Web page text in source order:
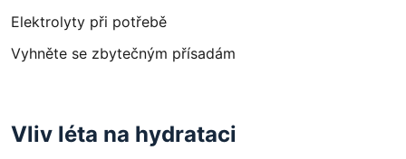
Elektrolyty při potřebě
Vyhněte se zbytečným přísadám
Vliv léta na hydrataci